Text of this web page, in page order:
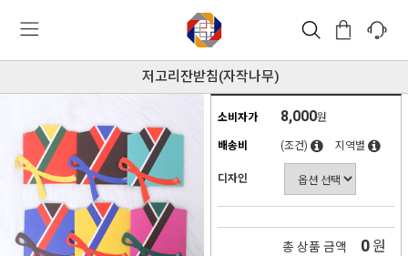
저고리잔받침(자작나무)
소비자가 8,000원
배송비 (조건) 지역별
디자인
총 상품 금액 0 원